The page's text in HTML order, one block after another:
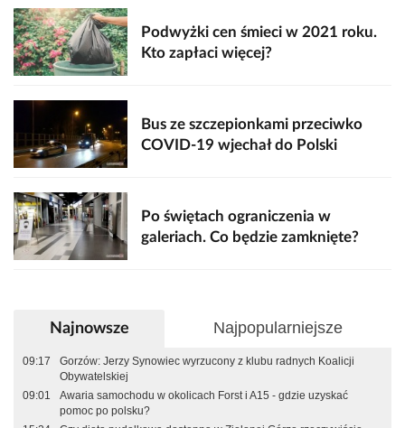
Podwyżki cen śmieci w 2021 roku.
Kto zapłaci więcej?
Bus ze szczepionkami przeciwko
COVID-19 wjechał do Polski
Po świętach ograniczenia w
galeriach. Co będzie zamknięte?
Najnowsze Najpopularniejsze
09:17
Gorzów: Jerzy Synowiec wyrzucony z klubu radnych Koalicji
Obywatelskiej
09:01
Awaria samochodu w okolicach Forst i A15 - gdzie uzyskać
pomoc po polsku?